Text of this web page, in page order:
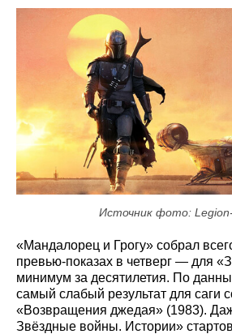
Источник фото:
«Мандалорец и Грогу» собрал
превью-показах в четверг — для
минимум за десятилетия. По
самый слабый результат для саги
«Возвращения джедая» (1983).
Звёздные войны. Истории»